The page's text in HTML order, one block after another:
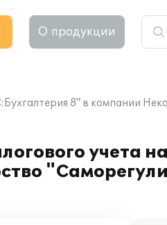
О продукции
8" в компании
учета